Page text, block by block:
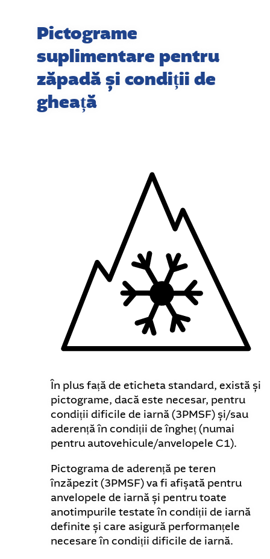
Pictograme
suplimentare pentru
zăpadă și condiții de
gheață
În plus față de eticheta standard, există și
pictograme, dacă este necesar, pentru
condiții dificile de iarnă (3PMSF) și/sau
aderență în condiții de îngheț (numai
pentru autovehicule/anvelopele C1).
Pictograma de aderență pe teren
înzăpezit (3PMSF) va fi afișată pentru
anvelopele de iarnă și pentru toate
anotimpurile testate în condiții de iarnă
definite și care asigură performanțele
necesare în condiții dificile de iarnă.